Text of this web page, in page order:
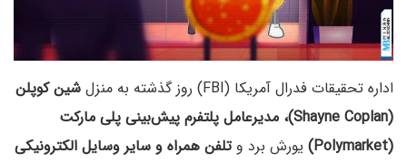
اداره تحقیقات فدرال آمریکا (FBI) روز گذشته به منزل
شین کوپلن
(Shayne Coplan)، مدیرعامل پلتفرم پیش‌بینی پلی مارکت
(Polymarket)
یورش برد وتلفن همراه و سایر وسایل الکترونیکی